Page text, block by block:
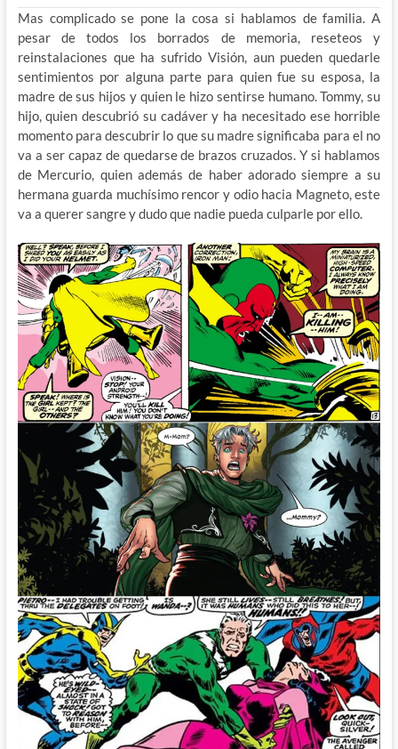
Mas complicado se pone la cosa si hablamos de familia. A
pesar de todos los borrados de memoria, reseteos y
reinstalaciones que ha sufrido Visión, aun pueden quedarle
sentimientos por alguna parte para quien fue su esposa, la
madre de sus hijos y quien le hizo sentirse humano. Tommy, su
hijo, quien descubrió su cadáver y ha necesitado ese horrible
momento para descubrir lo que su madre significaba para el no
va a ser capaz de quedarse de brazos cruzados. Y si hablamos
de Mercurio, quien además de haber adorado siempre a su
hermana guarda muchísimo rencor y odio hacia Magneto, este
va a querer sangre y dudo que nadie pueda culparle por ello.